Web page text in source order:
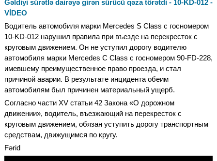
Gəldiyi sürətlə dairəyə girən sürücü qəza törətdi - 10-KD-012 -
VİDEO
Водитель автомобиля марки Mercedes S Class с госномером
10-KD-012 нарушил правила при въезде на перекресток с
круговым движением. Он не уступил дорогу водителю
автомобиля марки Mercedes C Class с госномером 90-FD-228,
имевшему преимущественное право проезда, и стал
причиной аварии. В результате инцидента обеим
автомобилям был причинен материальный ущерб.
Согласно части XV статьи 42 Закона «О дорожном
движении», водитель, въезжающий на перекресток с
круговым движением, обязан уступить дорогу транспортным
средствам, движущимся по кругу.
Fərid